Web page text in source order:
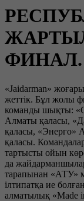
«Jaidarman»
жеттік. Бұл жолы
команды шықты:
Алматы қаласы,
қаласы, «Энерго»
қаласы.
тартысты ойын
да
тарапынан «АТУ»
ілтипатқа ие
алматылық «Мade